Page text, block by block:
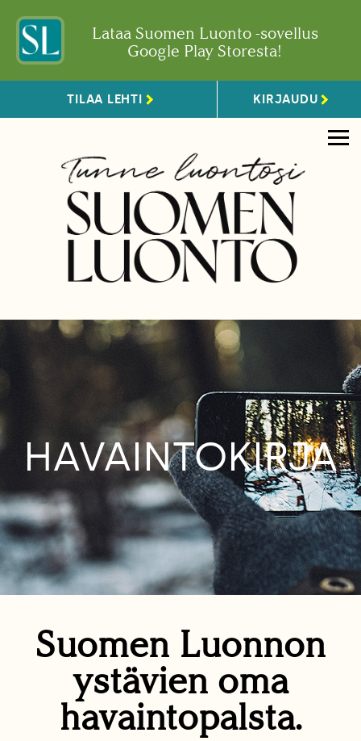
Lataa Suomen Luonto -sovellus
Google Play Storesta!
TILAA LEHTI KIRJAUDU
HAVAINTOKIRJA
Suomen Luonnon
ystävien oma
havaintopalsta.